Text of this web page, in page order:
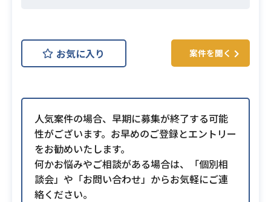
お気に入り 案件を聞く
人気案件の場合、早期に募集が終了する可能
性がございます。お早めのご登録とエントリー
をお勧めいたします。
何かお悩みやご相談がある場合は、「個別相
談会」や「お問い合わせ」からお気軽にご連
絡ください。